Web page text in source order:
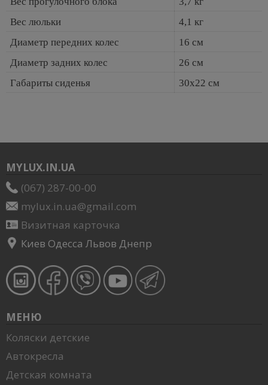
Вес люльки
4,1 кг
Диаметр передних колес
16 см
Диаметр задних колес
26 см
Габариты сиденья
30х22 см
MYLUX.IN.UA
(067) 287-00-00
mylux.in.ua@gmail.com
Визитная карточка
Киев Одесса Львов Днепр
МЕНЮ
Коляски детские
Автокресла
Детская комната